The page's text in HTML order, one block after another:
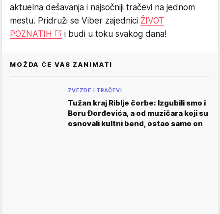
aktuelna dešavanja i najsočniji tračevi na jednom
mestu. Pridruži se Viber zajednici ŽIVOT
POZNATIH
i budi u toku svakog dana!
MOŽDA ĆE VAS ZANIMATI
ZVEZDE I TRAČEVI
Tužan kraj Riblje čorbe: Izgubili smo i
Boru Đorđevića, a od muzičara koji su
osnovali kultni bend, ostao samo on